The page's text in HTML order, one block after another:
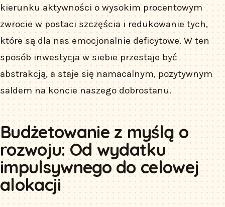
kierunku aktywności o wysokim procentowym
zwrocie w postaci szczęścia i redukowanie tych,
które są dla nas emocjonalnie deficytowe. W ten
sposób inwestycja w siebie przestaje być
abstrakcją, a staje się namacalnym, pozytywnym
saldem na koncie naszego dobrostanu.
Budżetowanie z myślą o
rozwoju: Od wydatku
impulsywnego do celowej
alokacji